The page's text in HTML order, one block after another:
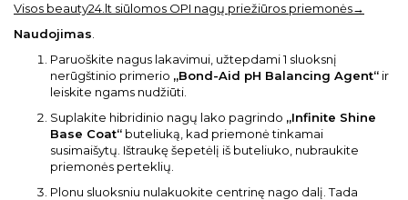
Visos beauty24.lt siūlomos OPI nagų priežiūros priemonės→
Naudojimas
Paruoškite nagus lakavimui, užtepdami 1 sluoksnį
nerūgštinio primerio „Bond-Aid pH Balancing Agent“ ir
leiskite ngams nudžiūti.
Suplakite hibridinio nagų lako pagrindo „Infinite Shine
Base Coat“ buteliuką, kad priemonė tinkamai
susimaišytų. Ištraukę šepetėlį iš buteliuko, nubraukite
priemonės perteklių.
Plonu sluoksniu nulakuokite centrinę nago dalį. Tada